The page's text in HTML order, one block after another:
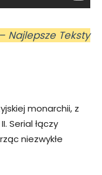
Najlepsze Teksty
monarchii, z
Serial łączy
niezwykłe